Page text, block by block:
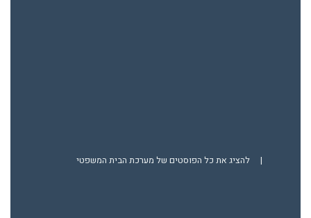
| להציג את כל הפוסטים של מערכת הבית המשפטי